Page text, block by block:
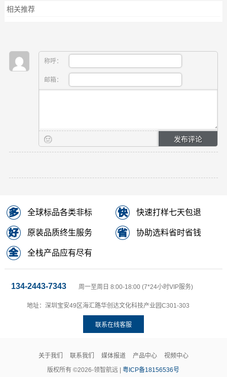
相关推荐
称呼：
邮箱：
全球标品各类非标 快速打样七天包退
原装品质终生服务 协助选料省时省钱
全栈产品应有尽有
134-2443-7343 周一至周日 8:00-18:00 (7*24小时VIP服务)
地址：深圳宝安49区海汇路华创达文化科技产业园C301-303
联系在线客服
关于我们 联系我们 媒体报道 产品中心
视频中心
版权所有 ©2026-领智航远 |粤ICP备18156536号